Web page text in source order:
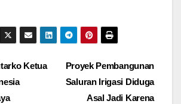
Proyek Pembangunan
Saluran Irigasi Diduga
Asal Jadi Karena
Ketua